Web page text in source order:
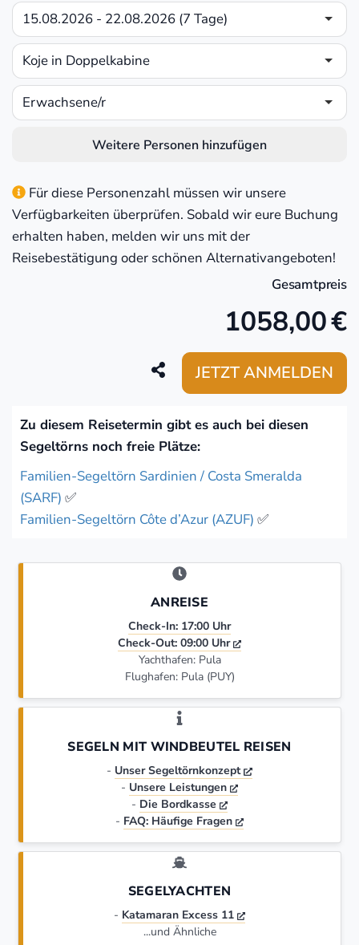
15.08.2026 - 22.08.2026 (7 Tage)
Koje in Doppelkabine
Erwachsene/r
Weitere Personen hinzufügen
Für diese Personenzahl müssen wir unsere
Verfügbarkeiten überprüfen. Sobald wir eure Buchung
erhalten haben, melden wir uns mit der
Reisebestätigung oder schönen Alternativangeboten!
Gesamtpreis
€
1058,00
JETZT ANMELDEN
Zu diesem Reisetermin gibt es auch bei diesen
Segeltörns noch freie Plätze:
Familien-Segeltörn Sardinien / Costa Smeralda
(SARF) ✅
Familien-Segeltörn Côte d’Azur (AZUF) ✅
ANREISE
Check-In: 17:00 Uhr
Check-Out: 09:00 Uhr
Yachthafen: Pula
Flughafen: Pula (PUY)
SEGELN MIT WINDBEUTEL REISEN
- Unser Segeltörnkonzept
- Unsere Leistungen
- Die Bordkasse
- FAQ: Häufige Fragen
SEGELYACHTEN
- Katamaran Excess 11
...und Ähnliche